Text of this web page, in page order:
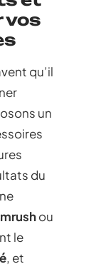
vos
qu’il
un
du
ou
le
, et